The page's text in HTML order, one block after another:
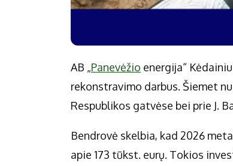
AB „Panevėžio energija“
rekonstravimo darbus. Šiemet
Respublikos gatvėse bei prie J.
Bendrovė skelbia, kad 2026
apie 173 tūkst. eurų. Tokios